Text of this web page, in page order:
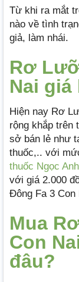
Từ khi ra mắt
nào về tình
giả, làm nhái.
Rơ
Nai giá
Hiện nay Rơ
rộng khắp trên
sở bán lẻ như
thuốc,.. với
thuốc Ngọc Anh
với giá 2.000
Đông Fa 3 Con
Mua
Con
đâu?